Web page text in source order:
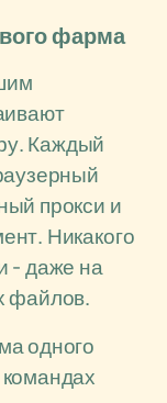
фарма
Каждый
прокси и
Никакого
- даже на
файлов.
одного